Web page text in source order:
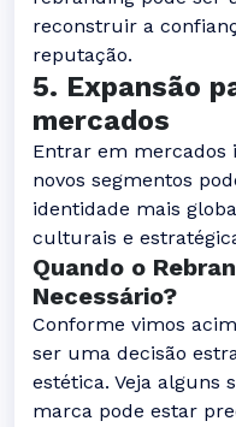
reconstruir a
reputação.
5. Expansão
mercados
Entrar em mercados
novos segmentos
identidade mais
culturais e
Quando o
Necessário?
Conforme vimos
ser uma decisão
estética. Veja alguns
marca pode estar